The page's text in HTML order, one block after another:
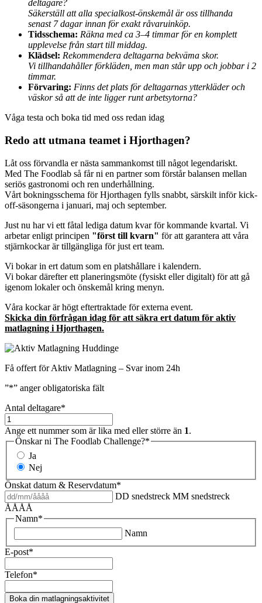
deltagare?
Säkerställ att alla specialkost-önskemål är oss tillhanda
senast 7 dagar innan för exakt råvaruinköp.
Tidsschema: Räkna med ca 3–4 timmar för en komplett
upplevelse från start till middag.
Klädsel: Rekommendera deltagarna bekväma skor.
Vi tillhandahåller förkläden, men man står upp och jobbar i 2
timmar.
Förvaring: Finns det plats för deltagarnas ytterkläder och
väskor så att de inte ligger runt arbetsytorna?
Våga testa och boka tid med oss redan idag
Redo att utmana teamet i Hjorthagen?
Låt oss förvandla er nästa sammankomst till något legendariskt.
Med The Foodlab så får ni en partner som förstår balansen mellan
seriös gastronomi och ren underhållning.
Vårt bokningsschema för Hjorthagen fylls snabbt, särskilt inför kick-
off-säsongerna i januari, maj och september.
Just nu har vi ett fåtal lediga datum kvar för kommande kvartal. Vi
arbetar enligt principen "först till kvarn" för att garantera att våra
stjärnkockar är tillgängliga för just ert team.
Vi bokar in ert datum som en platshållare i kalendern.
Vi bokar därefter ett planeringsmöte (fysiskt eller digitalt) för att gå
igenom lokaler och önskemål kring menyn.
Våra kockar är högt eftertraktade för externa event.
Skicka din förfrågan idag för att säkra ert datum för aktiv
matlagning i Hjorthagen.
Få offert för Aktiv Matlagning – Svar inom 24h
”*” anger obligatoriska fält
Antal deltagare*
Ange ett nummer som är lika med eller större än 1.
Önskar ni The Foodlab Challenge?*
Ja
Nej
Önskat datum & Reservdatum*
DD snedstreck MM snedstreck
ÅÅÅÅ
Namn*
Namn
E-post*
Telefon*
Boka din matlagningsaktivitet